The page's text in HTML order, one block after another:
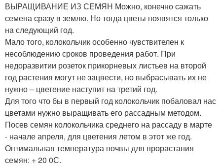
ВЫРАЩИВАНИЕ ИЗ СЕМЯН Можно, конечно сажать
семена сразу в землю. Но тогда цветы появятся только
на следующий год.
Мало того, колокольчик особенно чувствителен к
несоблюдению сроков проведения работ. При
недоразвитии розеток прикорневых листьев на второй
год растения могут не зацвести, но выбрасывать их не
нужно – цветение наступит на третий год.
Для того что бы в первый год колокольчик побаловал нас
цветами нужно выращивать его рассадным методом.
Посев семян колокольчика среднего на рассаду в марте
- начале апреля, для цветения летом в этот же год.
Оптимальная температура почвы для прорастания
семян: + 20 0С.